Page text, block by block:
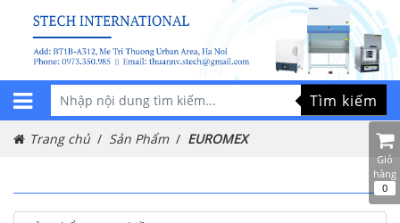
Tìm kiếm
Giỏ
hàng
0
Trang chủ Sản Phẩm EUROMEX